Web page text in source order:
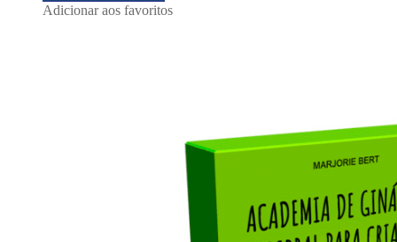
Adicionar aos favoritos